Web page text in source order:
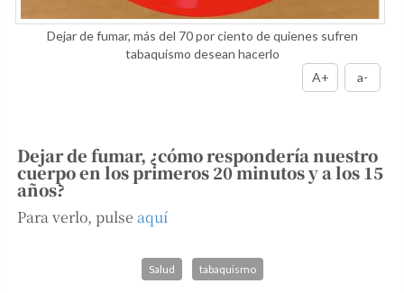
Dejar de fumar, más del 70 por ciento de quienes sufren
tabaquismo desean hacerlo
A+
a-
Dejar de fumar, ¿cómo respondería nuestro
cuerpo en los primeros 20 minutos y a los 15
años?
Para verlo, pulse aquí
Salud tabaquismo